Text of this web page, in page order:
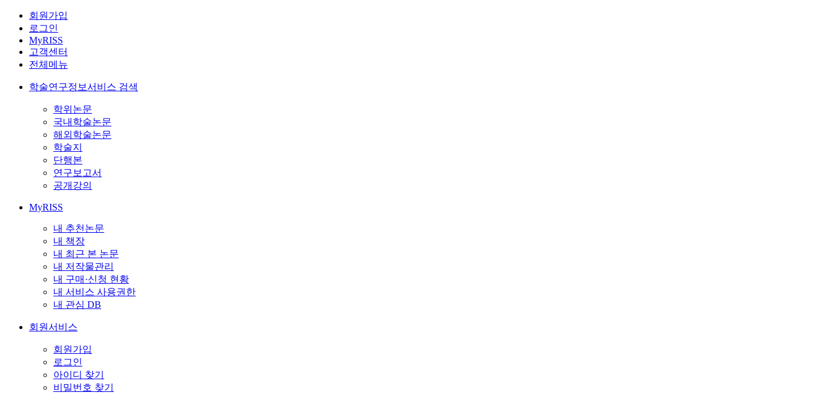
회원가입
로그인
MyRISS
고객센터
전체메뉴
학술연구정보서비스 검색
학위논문
국내학술논문
해외학술논문
학술지
단행본
연구보고서
공개강의
MyRISS
내 추천논문
내 책장
내 최근 본 논문
내 저작물관리
내 구매·신청 현황
내 서비스 사용권한
내 관심 DB
회원서비스
회원가입
로그인
아이디 찾기
비밀번호 찾기